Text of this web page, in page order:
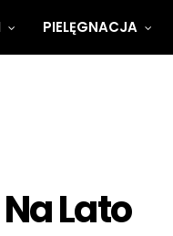
PIELĘGNACJA
Lato